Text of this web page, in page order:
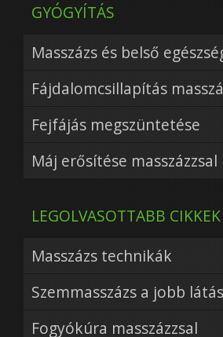
GYÓGYÍTÁS
Masszázs és belső
Fájdalomcsillapítás
Fejfájás megszüntetése
Máj erősítése masszázzsal
LEGOLVASOTTABB CIKKEK
Masszázs technikák
Szemmasszázs a jobb
Fogyókúra masszázzsal